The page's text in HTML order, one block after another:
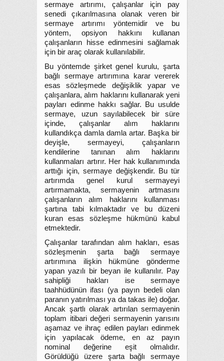
sermaye artırımı, çalışanlar için pay
senedi çıkarılmasına olanak veren bir
sermaye artırımı yöntemidir ve bu
yöntem, opsiyon hakkını kullanan
çalışanların hisse edinmesini sağlamak
için bir araç olarak kullanılabilir.
Bu yöntemde şirket genel kurulu, şarta
bağlı sermaye artırımına karar vererek
esas sözleşmede değişiklik yapar ve
çalışanlara, alım haklarını kullanarak yeni
payları edinme hakkı sağlar. Bu usulde
sermaye, uzun sayılabilecek bir süre
içinde, çalışanlar alım haklarını
kullandıkça damla damla artar. Başka bir
deyişle, sermayeyi, çalışanların
kendilerine tanınan alım haklarını
kullanmaları artırır. Her hak kullanımında
arttığı için, sermaye değişkendir. Bu tür
artırımda genel kurul sermayeyi
artırmamakta, sermayenin artmasını
çalışanların alım haklarını kullanması
şartına tabi kılmaktadır ve bu düzeni
kuran esas sözleşme hükmünü kabul
etmektedir.
Çalışanlar tarafından alım hakları, esas
sözleşmenin şarta bağlı sermaye
artırımına ilişkin hükmüne gönderme
yapan yazılı bir beyan ile kullanılır. Pay
sahipliği hakları ise sermaye
taahhüdünün ifası (ya payın bedeli olan
paranın yatırılması ya da takas ile) doğar.
Ancak şartlı olarak artırılan sermayenin
toplam itibari değeri sermayenin yarısını
aşamaz ve ihraç edilen payları edinmek
için yapılacak ödeme, en az payın
nominal değerine eşit olmalıdır.
Görüldüğü üzere şarta bağlı sermaye